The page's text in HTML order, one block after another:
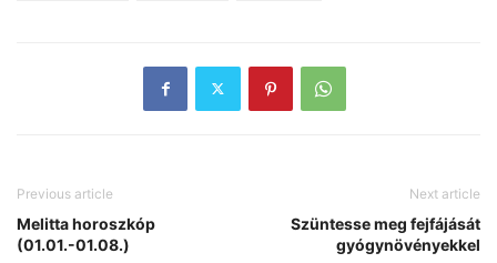
Previous article
Melitta horoszkóp
(01.01.-01.08.)
Next article
Szüntesse meg fejfájását
gyógynövényekkel